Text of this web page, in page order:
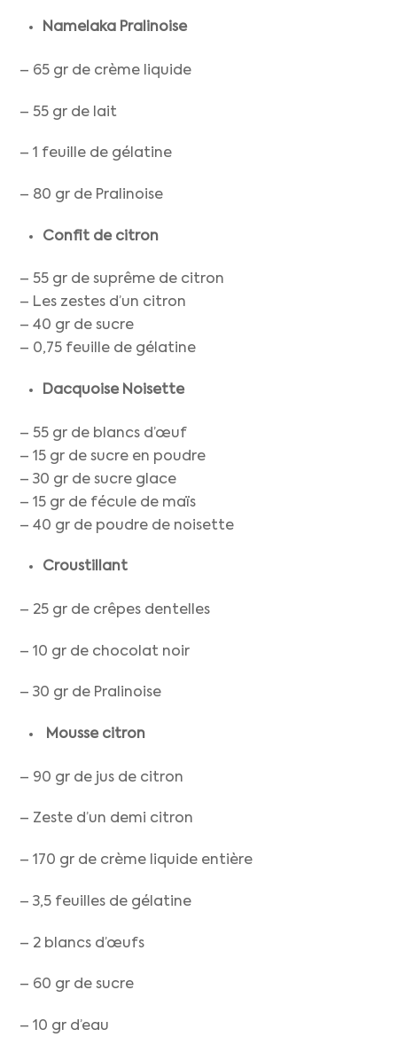
Namelaka Pralinoise
– 65 gr de crème liquide
– 55 gr de lait
– 1 feuille de gélatine
– 80 gr de Pralinoise
Confit de citron
– 55 gr de suprême de citron
– Les zestes d’un citron
– 40 gr de sucre
– 0,75 feuille de gélatine
Dacquoise Noisette
– 55 gr de blancs d’œuf
– 15 gr de sucre en poudre
– 30 gr de sucre glace
– 15 gr de fécule de maïs
– 40 gr de poudre de noisette
Croustillant
– 25 gr de crêpes dentelles
– 10 gr de chocolat noir
– 30 gr de Pralinoise
Mousse citron
– 90 gr de jus de citron
– Zeste d’un demi citron
– 170 gr de crème liquide entière
– 3,5 feuilles de gélatine
– 2 blancs d’œufs
– 60 gr de sucre
– 10 gr d’eau